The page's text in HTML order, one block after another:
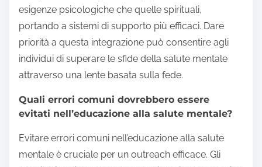
esigenze psicologiche che quelle spirituali,
portando a sistemi di supporto più efficaci. Dare
priorità a questa integrazione può consentire agli
individui di superare le sfide della salute mentale
attraverso una lente basata sulla fede.
Quali errori comuni dovrebbero essere
evitati nell’educazione alla salute mentale?
Evitare errori comuni nell’educazione alla salute
mentale è cruciale per un outreach efficace. Gli